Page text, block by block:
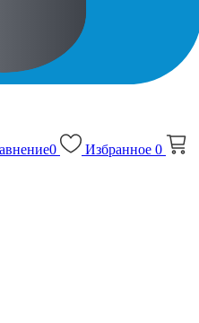
0 Избранное 0